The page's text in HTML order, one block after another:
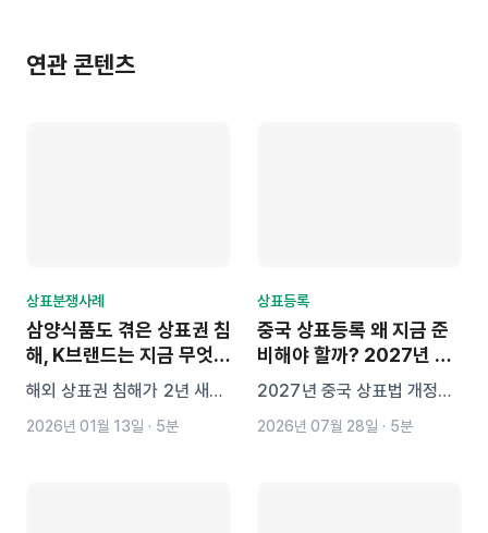
연관 콘텐츠
상표분쟁사례
삼양식품도 겪은 상표권 침
해, K브랜드는 지금 무엇을
준비해야 할까
해외 상표권 침해가 2년 새
2.5배 급증하며 K브랜드가
2026년 01월 13일 · 5분
상표등록
중국 상표등록 왜 지금 준
비해야 할까? 2027년 상
표법 개정 전 체크포인트
2027년 중국 상표법 개정을
앞두고 중국 상표등록을 지금
2026년 07월 28일 · 5분